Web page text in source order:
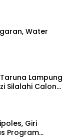
Water
Lampung
Silalahi Calon
Giri
Program